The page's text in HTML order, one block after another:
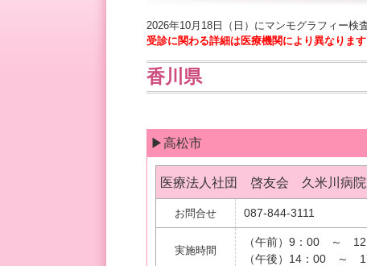
2026年10月18日（日）にマンモグラフィー検
受診に関わる詳細は医療機関により異なりま
香川県
▶高松市
医療法人社団 啓友会 久米川病院
お問合せ 087-844-3111
実施時間
（午前）9：00 ～ 12
（午後）14：00 ～